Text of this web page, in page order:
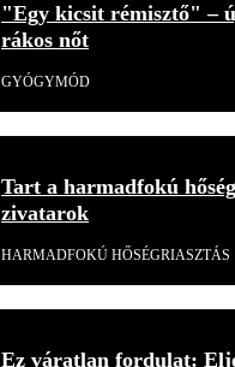
"Egy kicsit rémisztő" –
rákos nőt
GYÓGYMÓD
Tart a harmadfokú
zivatarok
HARMADFOKÚ HŐSÉGRIASZTÁS
Ez váratlan fordulat: